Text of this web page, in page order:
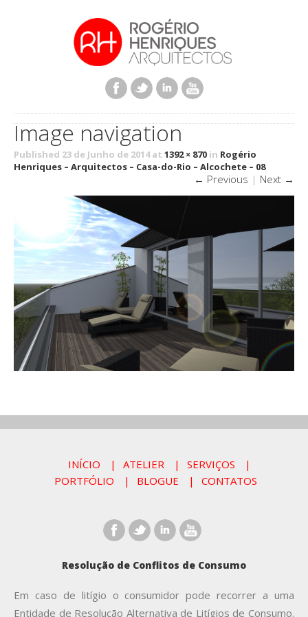
Image navigation
Published 23 de Junho de 2014 at 1392 × 870 in Rogério
Henriques – Arquitectos – Casa-do-Rio – Alcochete – 08
← Previous | Next →
INÍCIO ATELIER
SERVIÇOS
PORTFÓLIO
BLOGUE CONTATOS
Resolução de Conflitos de Consumo
Em caso de litígio o consumidor pode recorrer a uma
Entidade de Resolução Alternativa de Litígios de Consumo.